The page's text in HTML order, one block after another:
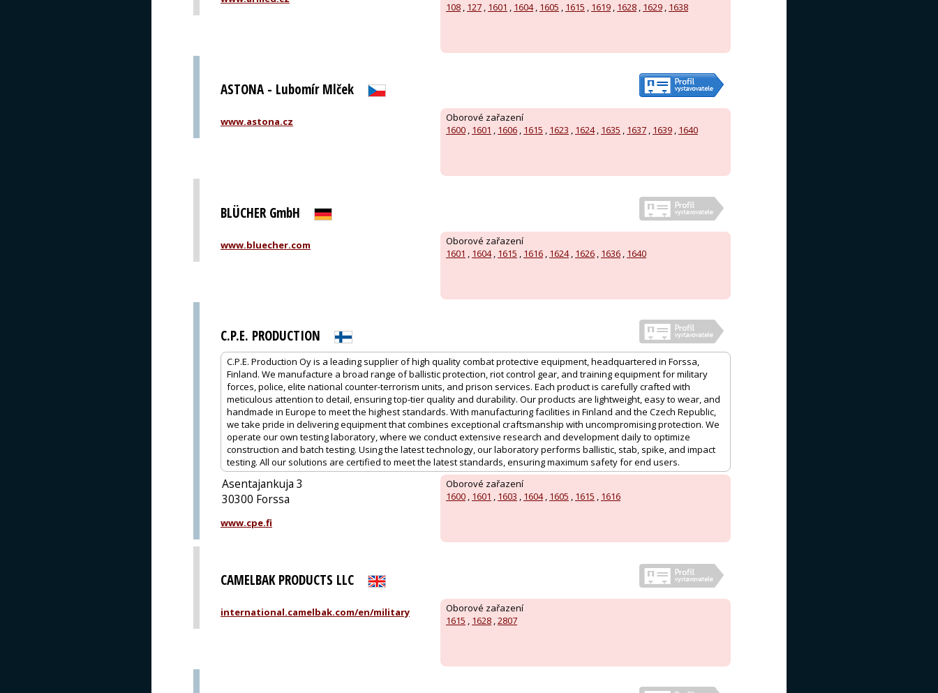
108 , 127 , 1601 , 1604, 1605 , 1615 , 1619 , 1628 , 1629 , 1638
ASTONA - Lubomír Mlček
Oborové zařazení
1600 , 1601 , 1606 , 1615 , 1623 , 1624, 1635 , 1637 , 1639 , 1640
www.astona.cz
BLÜCHER GmbH
Oborové zařazení
1601 , 1604, 1615 , 1616 , 1624, 1626 , 1636 , 1640
www.bluecher.com
C.P.E. PRODUCTION
C.P.E. Production Oy is a leading supplier of high quality combat protective equipment, headquartered in Forssa,
Finland. We manufacture a broad range of ballistic protection, riot control gear, and training equipment for military
forces, police, elite national counter-terrorism units, and prison services. Each product is carefully crafted with
meticulous attention to detail, ensuring top-tier quality and durability. Our products are lightweight, easy to wear, and
handmade in Europe to meet the highest standards. With manufacturing facilities in Finland and the Czech Republic,
we take pride in delivering equipment that combines exceptional craftsmanship with uncompromising protection. We
operate our own testing laboratory, where we conduct extensive research and development daily to optimize
construction and batch testing. Using the latest technology, our laboratory performs ballistic, stab, spike, and impact
testing. All our solutions are certified to meet the latest standards, ensuring maximum safety for end users.
Oborové zařazení
1600 , 1601 , 1603 , 1604, 1605 , 1615 , 1616
Asentajankuja 3
30300 Forssa
www.cpe.fi
CAMELBAK PRODUCTS LLC
Oborové zařazení
1615 , 1628 ,2807
international.camelbak.com/en/military